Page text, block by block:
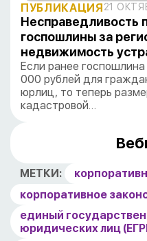
ПУБЛИКАЦИЯ21
Несправедливость
госпошлины за
недвижимость
Если ранее
000 рублей для
юрлиц, то теперь
кадастровой…
МЕТКИ:
корпоративное
единый
юридических лиц